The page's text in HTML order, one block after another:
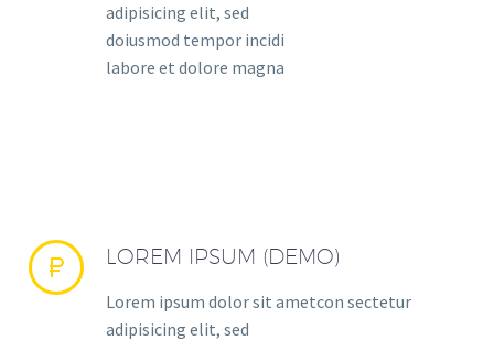
adipisicing elit, sed
doiusmod tempor incidi
labore et dolore magna

 LOREM IPSUM (DEMO)
Lorem ipsum dolor sit ametcon sectetur
adipisicing elit, sed